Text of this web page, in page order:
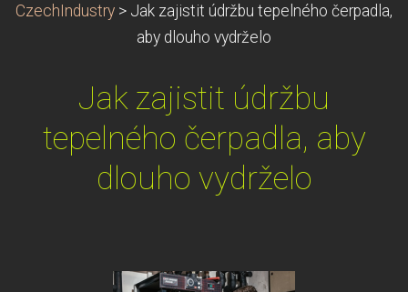
CzechIndustry > Jak zajistit údržbu tepelného čerpadla,
aby dlouho vydrželo
Jak zajistit údržbu
tepelného čerpadla, aby
dlouho vydrželo